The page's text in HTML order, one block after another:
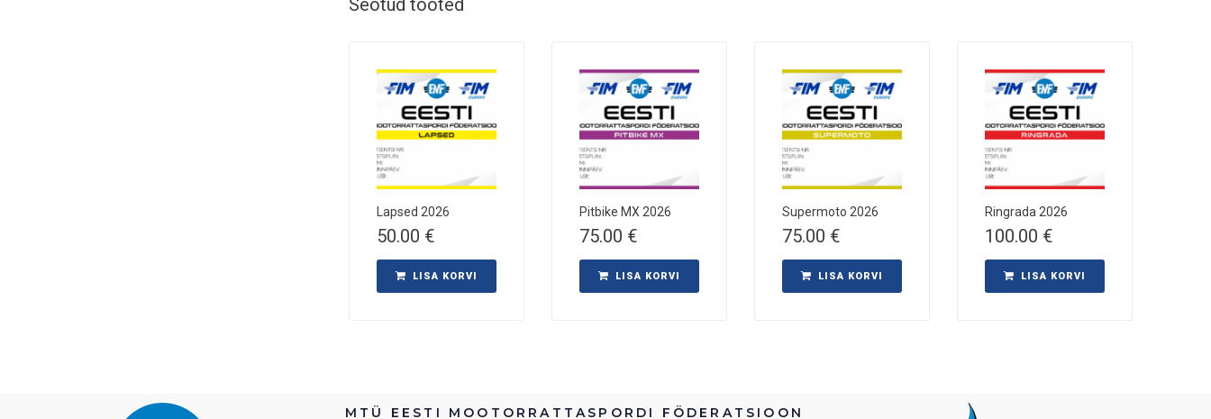
Seotud tooted
Lapsed 2026
50.00 €
LISA KORVI
Pitbike MX 2026
75.00 €
LISA KORVI
Supermoto 2026
75.00 €
LISA KORVI
Ringrada 2026
100.00 €
LISA KORVI
MTÜ EESTI MOOTORRATTASPORDI FÖDERATSIOON